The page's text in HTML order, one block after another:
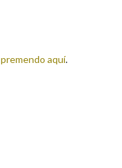
premendo aquí.